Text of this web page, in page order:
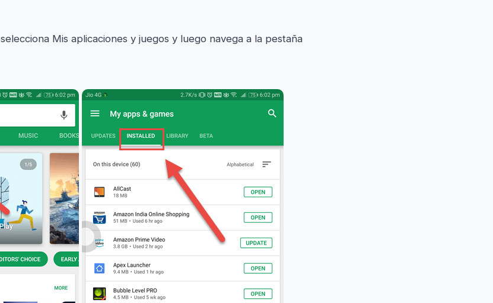
Mis aplicaciones y juegos y luego navega a la pestaña